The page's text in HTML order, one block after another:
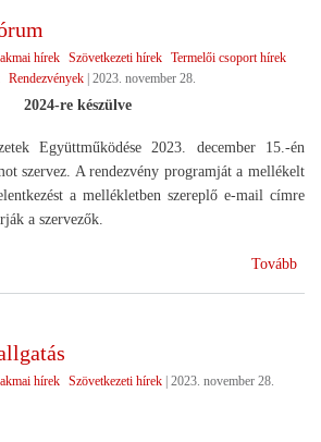
hírek Szövetkezeti hírek Termelői csoport hírek
Rendezvények 2023. november 28.
2024-re készülve
Együttműködése 2023. december 15.-én
szervez. A rendezvény programját a mellékelt
a mellékletben szereplő e-mail címre
a szervezők.
Tovább
hírek Szövetkezeti hírek | 2023. november 28.